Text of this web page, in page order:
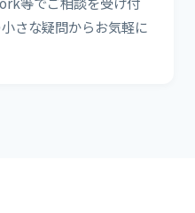
さな疑問からお気軽に